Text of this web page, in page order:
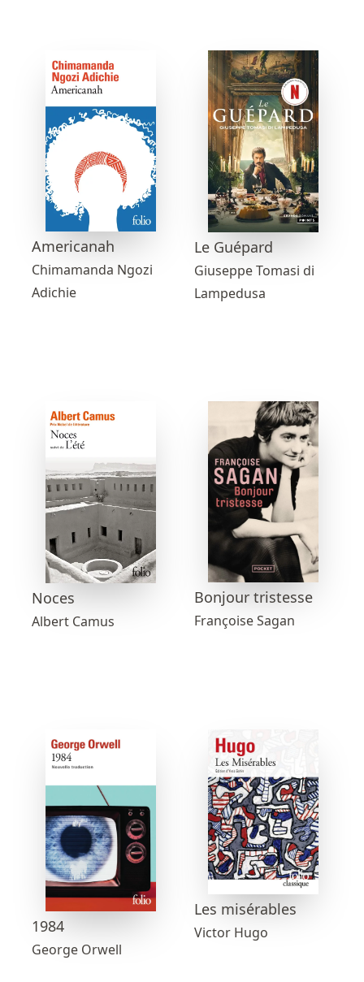
Americanah
Chimamanda Ngozi
Adichie
Le Guépard
Giuseppe Tomasi di
Lampedusa
Noces
Albert Camus
Bonjour tristesse
Françoise Sagan
1984
George Orwell
Les misérables
Victor Hugo